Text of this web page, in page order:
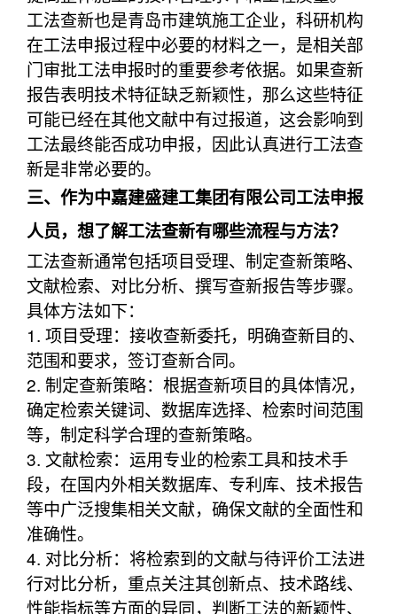
工法查新也是青岛市建筑施工企业，科研机构
在工法申报过程中必要的材料之一，是相关部
门审批工法申报时的重要参考依据。如果查新
报告表明技术特征缺乏新颖性，那么这些特征
可能已经在其他文献中有过报道，这会影响到
工法最终能否成功申报，因此认真进行工法查
新是非常必要的。
三、作为中嘉建盛建工集团有限公司工法申报
人员，想了解工法查新有哪些流程与方法？
工法查新通常包括项目受理、制定查新策略、
文献检索、对比分析、撰写查新报告等步骤。
具体方法如下：
1. 项目受理：接收查新委托，明确查新目的、
范围和要求，签订查新合同。
2. 制定查新策略：根据查新项目的具体情况，
确定检索关键词、数据库选择、检索时间范围
等，制定科学合理的查新策略。
3. 文献检索：运用专业的检索工具和技术手
段，在国内外相关数据库、专利库、技术报告
等中广泛搜集相关文献，确保文献的全面性和
准确性。
4. 对比分析：将检索到的文献与待评价工法进
行对比分析，重点关注其创新点、技术路线、
性能指标等方面的异同，判断工法的新颖性、